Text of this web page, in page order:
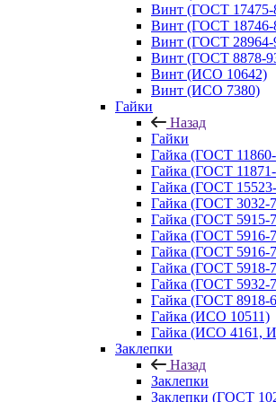
Винт (ГОСТ
Винт (ГОСТ 18746-
Винт (ГОСТ
Винт (ГОСТ 8878-
Винт (ИСО 10642)
Винт (ИСО 7380)
Гайки
Назад
Гайки
Гайка (ГОСТ
Гайка (ГОСТ
Гайка (ГОСТ
Гайка (ГОСТ 3032-
Гайка (ГОСТ
Гайка (ГОСТ
Гайка (ГОСТ 5916-
Гайка (ГОСТ
Гайка (ГОСТ
Гайка (ГОСТ 8918-
Гайка (ИСО 10511)
Гайка (ИСО 4161,
Заклепки
Назад
Заклепки
Заклепки (ГОСТ